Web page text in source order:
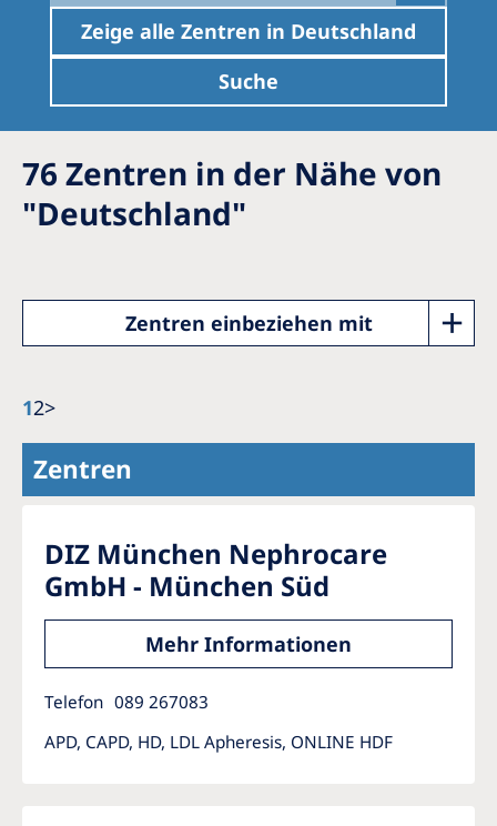
Netherlands
Poland
Portugal
Russia
Serbia
Slovenia
Spain
Sweden
Switzerland
United Kingdom
Asia Pacific
Asia Pacific
Australia
Philippines
North America
Zeige alle Zentren in Deutschland
Suche
76 Zentren in der Nähe von
"Deutschland"
Zentren einbeziehen mit
12>
Zentren
DIZ München Nephrocare
GmbH - München Süd
Mehr Informationen
Telefon 089 267083
APD, CAPD, HD, LDL Apheresis, ONLINE HDF